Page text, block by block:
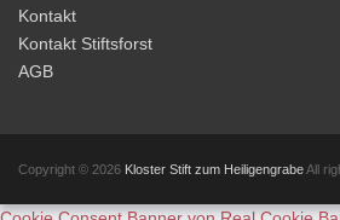
Kontakt
Kontakt Stiftsforst
AGB
Copyright © 2026 Kloster Stift zum HeiligengrabeAll